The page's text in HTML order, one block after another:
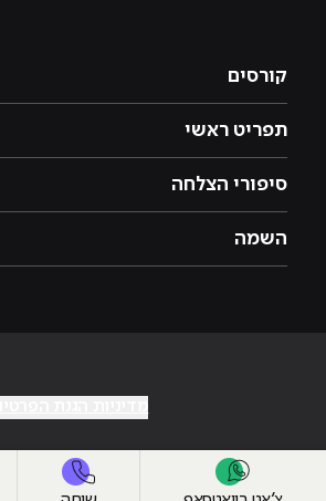
קורסים
תפריט ראשי
סיפורי הצלחה
השמה